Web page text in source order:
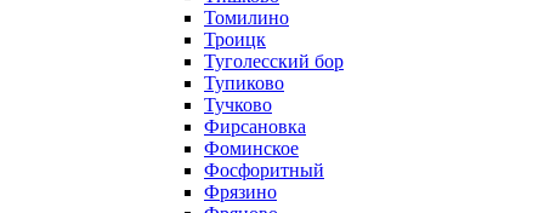
Томилино
Троицк
Туголесский бор
Тупиково
Тучково
Фирсановка
Фоминское
Фосфоритный
Фрязино